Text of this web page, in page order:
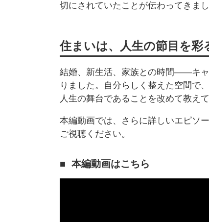
切にされていたことが伝わってきまし
住まいは、人生の節目を彩
結婚、新生活、家族との時間——キ
りました。自分らしく整えた空間で
人生の舞台であることを改めて教えて
本編動画では、さらに詳しいエピソ
ご視聴ください。
本編動画はこちら